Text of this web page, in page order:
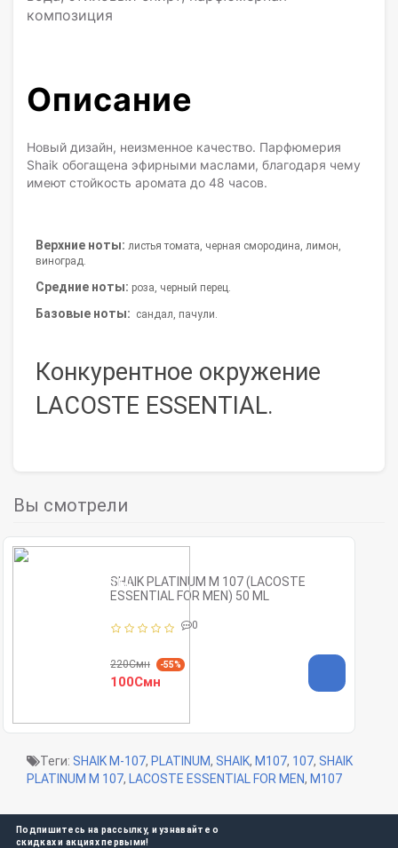
композиция
Описание
Новый дизайн, неизменное качество. Парфюмерия
Shaik обогащена эфирными маслами, благодаря чему
имеют стойкость аромата до 48 часов.
Верхние ноты: листья томата, черная смородина, лимон,
виноград.
Средние ноты: роза, черный перец.
Базовые ноты: сандал, пачули.
Конкурентное окружение
LACOSTE ESSENTIAL.
Вы смотрели
SHAIK PLATINUM M 107 (LACOSTE
ESSENTIAL FOR MEN) 50 ML
0
220Смн -55%
100Смн
Теги: SHAIK M-107, PLATINUM, SHAIK, M107, 107, SHAIK
PLATINUM M 107, LACOSTE ESSENTIAL FOR MEN, M107
Подпишитесь на рассылку, и узнавайте о
скидках и акциях первыми!